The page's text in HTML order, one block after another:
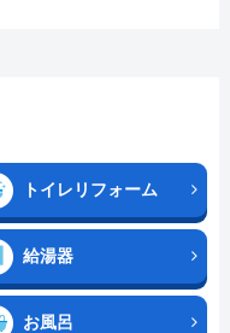
トイレリフォーム
給湯器
お風呂